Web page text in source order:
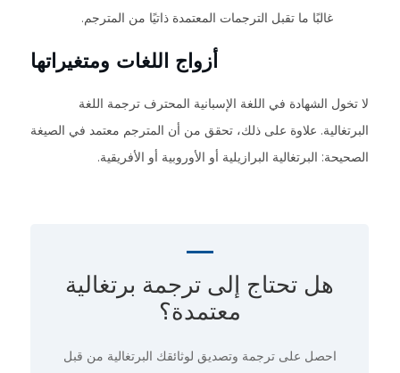
غالبًا ما تقبل الترجمات المعتمدة ذاتيًا من المترجم.
أزواج اللغات ومتغيراتها
لا تخول الشهادة في اللغة الإسبانية المحترف ترجمة اللغة
البرتغالية. علاوة على ذلك، تحقق من أن المترجم معتمد في الصيغة
الصحيحة: البرتغالية البرازيلية أو الأوروبية أو الأفريقية.
هل تحتاج إلى ترجمة برتغالية
معتمدة؟
احصل على ترجمة وتصديق لوثائقك البرتغالية من قبل